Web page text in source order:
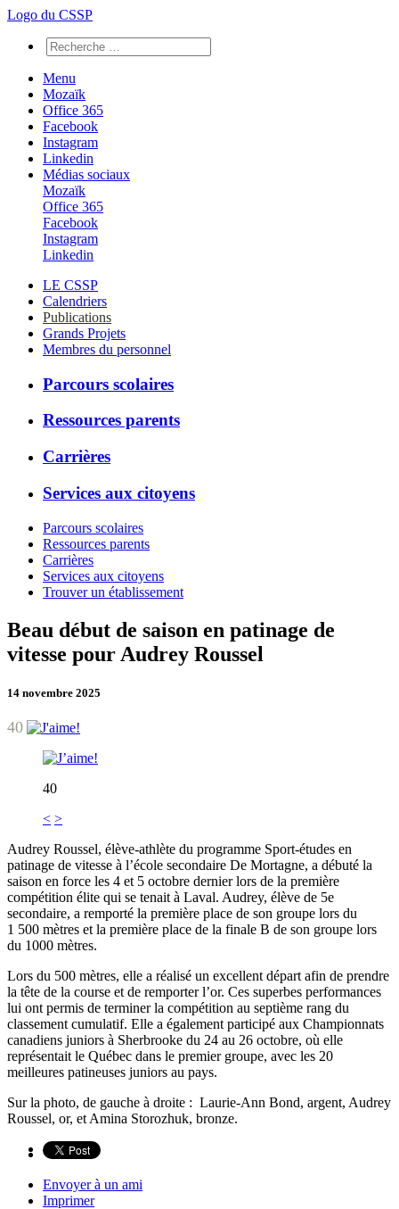
Logo du CSSP
Menu
Mozaïk
Office 365
Facebook
Instagram
Linkedin
Médias sociaux
Mozaïk
Office 365
Facebook
Instagram
Linkedin
LE CSSP
Calendriers
Publications
Grands Projets
Membres du personnel
Parcours scolaires
Ressources parents
Carrières
Services aux citoyens
Parcours scolaires
Ressources parents
Carrières
Services aux citoyens
Trouver un établissement
Beau début de saison en patinage de
vitesse pour Audrey Roussel
14 novembre 2025
40
40
< >
Audrey Roussel, élève-athlète du programme Sport-études en
patinage de vitesse à l’école secondaire De Mortagne, a débuté la
saison en force les 4 et 5 octobre dernier lors de la première
compétition élite qui se tenait à Laval. Audrey, élève de 5e
secondaire, a remporté la première place de son groupe lors du
1 500 mètres et la première place de la finale B de son groupe lors
du 1000 mètres.
Lors du 500 mètres, elle a réalisé un excellent départ afin de prendre
la tête de la course et de remporter l’or. Ces superbes performances
lui ont permis de terminer la compétition au septième rang du
classement cumulatif. Elle a également participé aux Championnats
canadiens juniors à Sherbrooke du 24 au 26 octobre, où elle
représentait le Québec dans le premier groupe, avec les 20
meilleures patineuses juniors au pays.
Sur la photo, de gauche à droite : Laurie-Ann Bond, argent, Audrey
Roussel, or, et Amina Storozhuk, bronze.
Envoyer à un ami
Imprimer